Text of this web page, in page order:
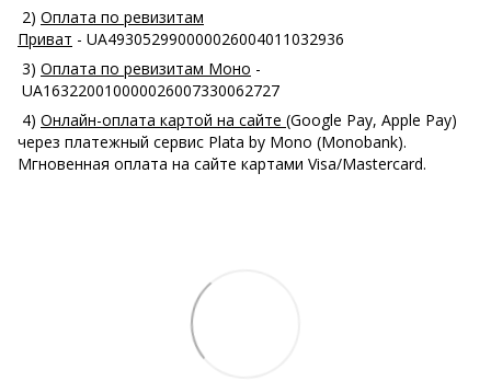
2) Оплата по ревизитам
Приват - UA493052990000026004011032936
3) Оплата по ревизитам Моно -
UA163220010000026007330062727
4) Онлайн-оплата картой на сайте (Google Pay, Apple Pay)
через платежный сервис Plata by Mono (Monobank).
Мгновенная оплата на сайте картами Visa/Mastercard.